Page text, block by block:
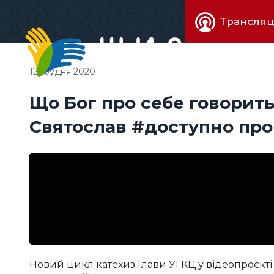
Живе
Що Бог про себе
Святослав #доступно
12 грудня 2020
Новий цикл катехиз Глави УГКЦ у